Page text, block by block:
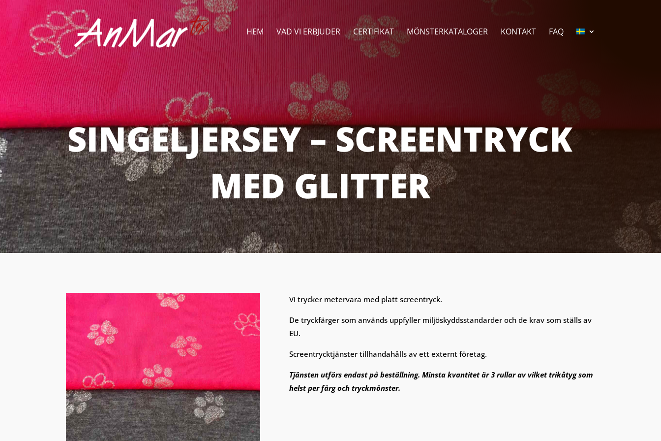
HEM VAD VI ERBJUDER CERTIFIKAT MÖNSTERKATALOGER KONTAKT FAQ
SINGELJERSEY – SCREENTRYCK
MED GLITTER
Vi trycker metervara med platt screentryck.
De tryckfärger som används uppfyller miljöskyddsstandarder och de krav som ställs av
EU.
Screentrycktjänster tillhandahålls av ett externt företag.
Tjänsten utförs endast på beställning. Minsta kvantitet är 3 rullar av vilket trikåtyg som
helst per färg och tryckmönster.